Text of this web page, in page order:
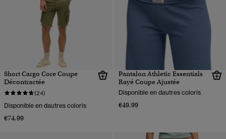
Short Cargo Core Coupe
Décontractée
(24)
Disponible en dautres coloris
€74.99
Pantalon Athletic Essentials
Rayé Coupe Ajustée
Disponible en dautres coloris
€49.99